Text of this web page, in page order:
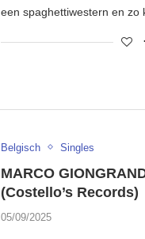
een spaghettiwestern en zo
Belgisch Singles
MARCO
(Costello’s Records)
05/09/2025